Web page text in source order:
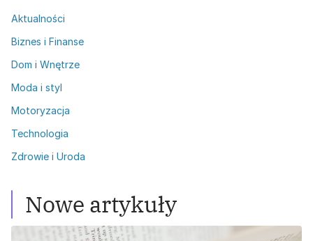
Aktualności
Biznes i Finanse
Dom i Wnętrze
Moda i styl
Motoryzacja
Technologia
Zdrowie i Uroda
Nowe artykuły